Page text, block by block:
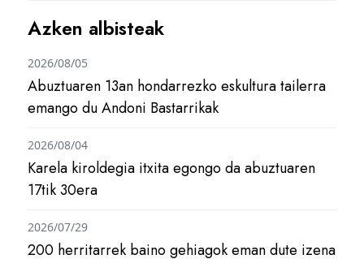
Azken albisteak
Abuztuaren 13an hondarrezko eskultura tailerra
emango du Andoni Bastarrikak
2026/08/05
Karela kiroldegia itxita egongo da abuztuaren
17tik 30era
2026/08/04
200 herritarrek baino gehiagok eman dute izena
2026/07/29